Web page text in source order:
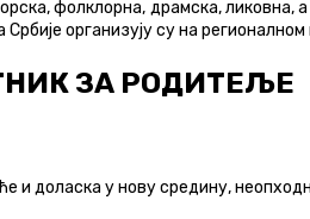
фолклорна, драмска,
организују су на
ЗА РОДИТЕЉЕ
доласка у нову средину,